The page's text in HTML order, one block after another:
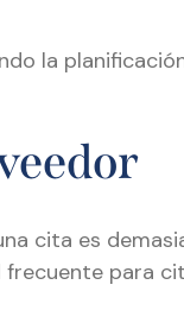
la
cita es
para